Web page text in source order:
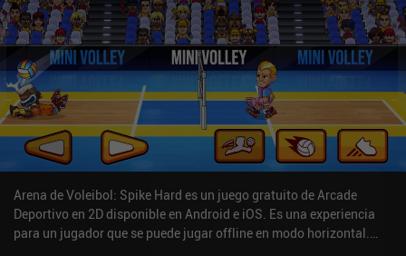
Arena de Voleibol: Spike Hard es un juego gratuito de Arcade
Deportivo en 2D disponible en Android e iOS. Es una experiencia
para un jugador que se puede jugar offline en modo horizontal.